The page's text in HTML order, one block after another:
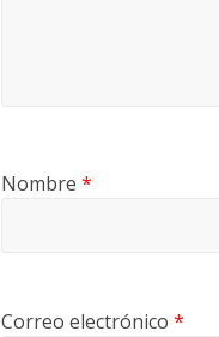
Nombre *
Correo electrónico *